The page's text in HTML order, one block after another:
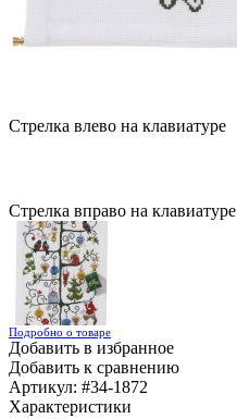
Стрелка влево на клавиатуре
Стрелка вправо на клавиатуре
Подробно о товаре
Добавить в избранное
Добавить к сравнению
Артикул: #34-1872
Характеристики